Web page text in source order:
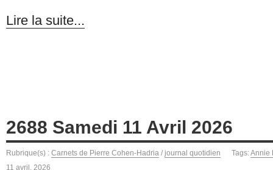
Lire la suite...
2688 Samedi 11 Avril 2026
Rubrique(s) : Carnets de Pierre Cohen-Hadria / journal quotidien Tags:Annie
11 avril, 2026